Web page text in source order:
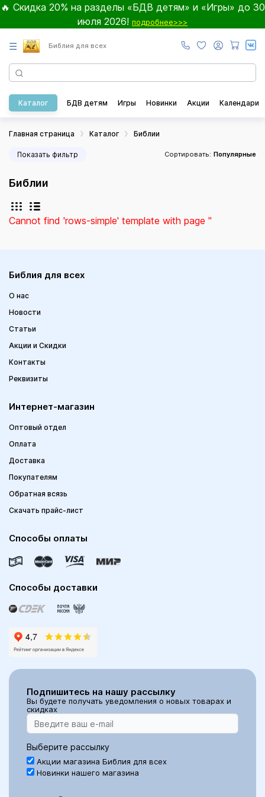
🔥 Скидка 20% на разделы «БДВ детям» и «Игры» до 30
июля 2026! подробнее>>>
☰ Библия для всех
Каталог БДВ детям Игры Новинки Акции Календари
Главная страница Каталог Библии
Показать фильтр Сортировать: Популярные
Библии
Cannot find 'rows-simple' template with page ''
Библия для всех
О нас
Новости
Статьи
Акции и Скидки
Контакты
Реквизиты
Интернет-магазин
Оптовый отдел
Оплата
Доставка
Покупателям
Обратная всязь
Скачать прайс-лист
Способы оплаты
Способы доставки
Подпишитесь на нашу рассылку
Вы будете получать уведомления о новых товарах и
скидках
Выберите рассылку
Акции магазина Библия для всех
Новинки нашего магазина